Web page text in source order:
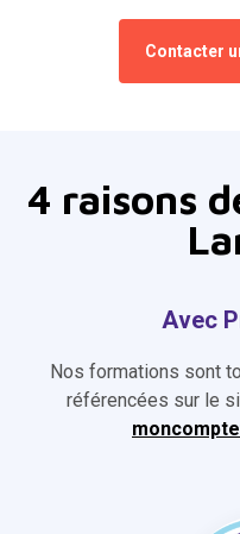
Contacter
4 raisons
Avec
Nos formations sont
référencées sur le